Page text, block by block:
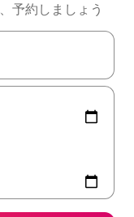
予⁠約し⁠ま⁠し⁠ょ⁠う
ーを使って移動するか